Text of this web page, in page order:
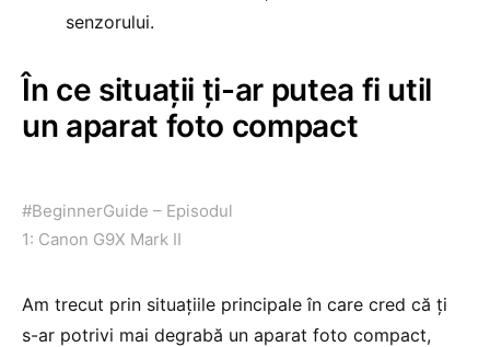
senzorului.
În ce situații ți-ar putea fi util
un aparat foto compact
#BeginnerGuide – Episodul
1: Canon G9X Mark II
Am trecut prin situațiile principale în care cred că ți
s-ar potrivi mai degrabă un aparat foto compact,